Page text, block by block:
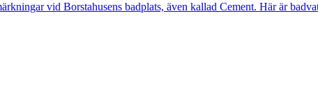
vid Borstahusens badplats, även kallad Cement. Här är